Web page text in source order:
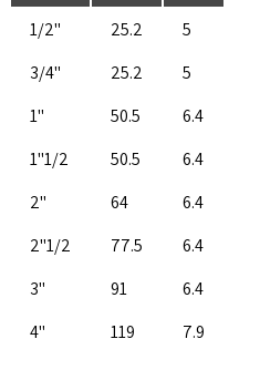
1/2''
25.2
5
3/4''
25.2
5
1''
50.5
6.4
1''1/2
50.5
6.4
2''
64
6.4
2''1/2
77.5
6.4
3''
91
6.4
4''
119 7.9